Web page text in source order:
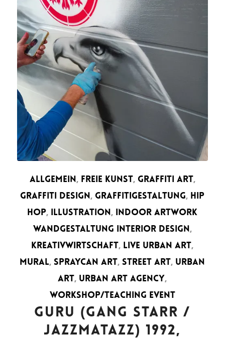
ALLGEMEIN, FREIE KUNST, GRAFFITI ART,
GRAFFITI DESIGN,GRAFFITIGESTALTUNG, HIP
HOP, ILLUSTRATION, INDOOR ARTWORK
WANDGESTALTUNG INTERIOR DESIGN,
KREATIVWIRTSCHAFT, LIVE URBAN ART,
MURAL, SPRAYCAN ART, STREET ART, URBAN
ART, URBAN ART AGENCY,
WORKSHOP/TEACHING EVENT
GURU (GANG STARR /
JAZZMATAZZ) 1992,